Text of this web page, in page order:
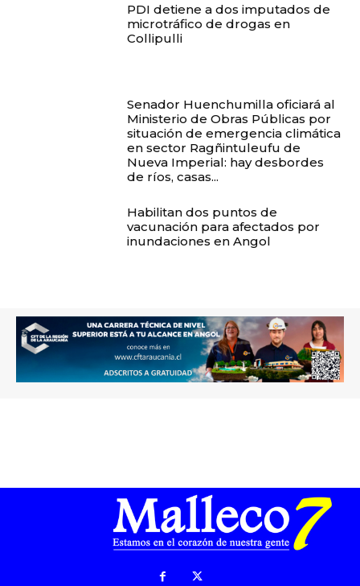
PDI detiene a dos imputados de
microtráfico de drogas en
Collipulli
Senador Huenchumilla oficiará al
Ministerio de Obras Públicas por
situación de emergencia climática
en sector Ragñintuleufu de
Nueva Imperial: hay desbordes
de ríos, casas...
Habilitan dos puntos de
vacunación para afectados por
inundaciones en Angol